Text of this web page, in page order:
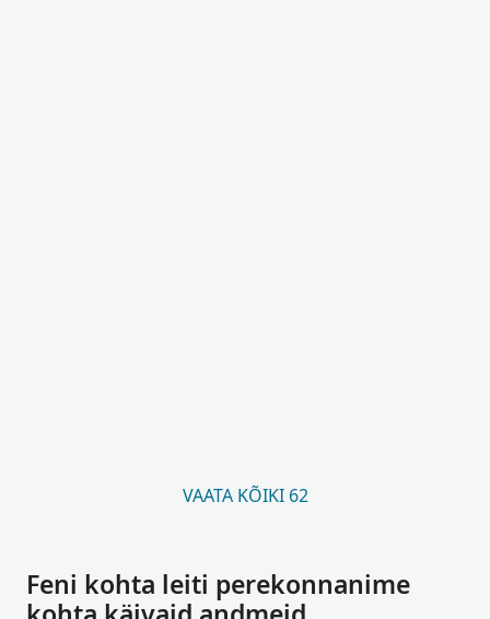
VAATA KÕIKI 62
Feni kohta leiti perekonnanime